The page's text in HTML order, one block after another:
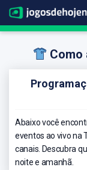
Como
Abaixo você
eventos ao vivo na
canais. Descubra
noite e amanhã.